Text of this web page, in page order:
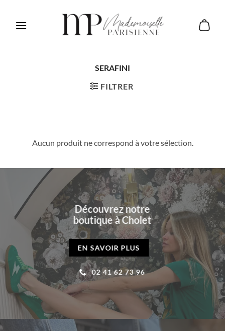
contenu
SERAFINI
FILTRER
Aucun produit ne correspond à votre sélection.
Découvrez notre
boutique à Cholet
EN SAVOIR PLUS
02 41 62 73 96